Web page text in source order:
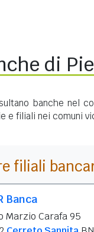
di
banche nel
e filiali nei comuni
filiali
Banca
Marzio Carafa 95